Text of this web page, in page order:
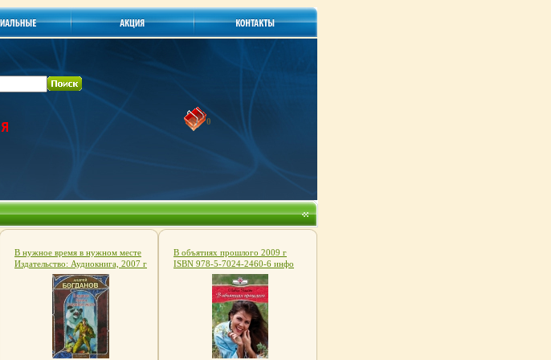
Я 0
В нужное время в нужном месте
Издательство: Аудиокнига, 2007 г
238 стр ISBN 978-5-17-045855-4,
978-5-9713-6297-5, 978-5-9762-
4310-1 инфо 1452g.
В объятиях прошлого 2009 г
ISBN 978-5-7024-2460-6 инфо